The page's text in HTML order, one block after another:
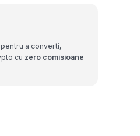
a converti,
cu zero comisioane